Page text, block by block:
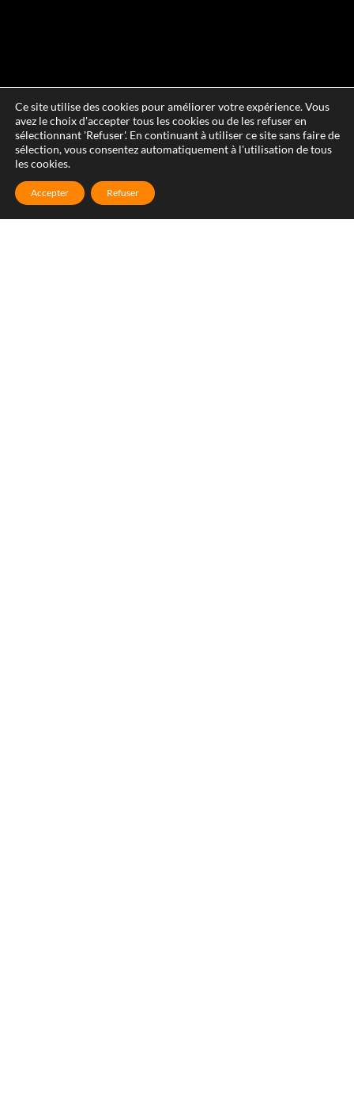
Ce site utilise des cookies pour améliorer votre expérience. Vous
avez le choix d'accepter tous les cookies ou de les refuser en
sélectionnant 'Refuser'. En continuant à utiliser ce site sans faire de
sélection, vous consentez automatiquement à l'utilisation de tous
les cookies.
Accepter Refuser